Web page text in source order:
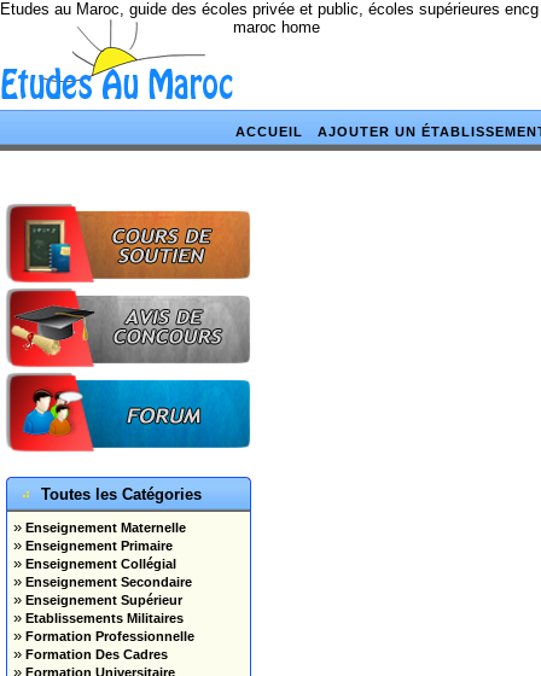
Etudes au Maroc, guide des écoles privée et public, écoles supérieures
maroc home
ACCUEIL AJOUTER UN
Toutes les Catégories
» Enseignement Maternelle
» Enseignement Primaire
» Enseignement Collégial
» Enseignement Secondaire
» Enseignement Supérieur
» Etablissements Militaires
» Formation Professionnelle
» Formation Des Cadres
» Formation Universitaire